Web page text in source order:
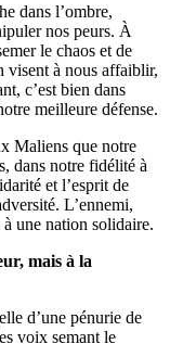
dans l’ombre,
nos peurs. À
le chaos et de
visent à nous affaiblir,
c’est bien dans
meilleure défense.
Maliens que notre
dans notre fidélité à
et l’esprit de
L’ennemi,
une nation solidaire.
mais à la
d’une pénurie de
voix semant le